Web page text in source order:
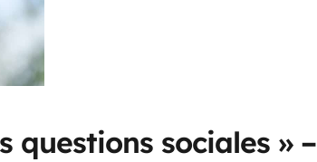
questions sociales » –